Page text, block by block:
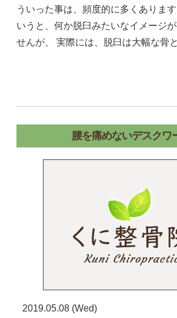
ういった事は、頻度的に多くありま
いうと、何か脱臼みたいなイメージ
せんが、 実際には、脱臼は大幅な骨
腰を痛めないデスクワ
2019.05.08 (Wed)